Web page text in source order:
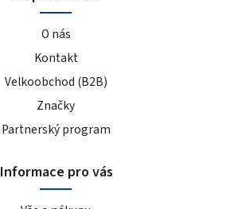
O nás
Kontakt
Velkoobchod (B2B)
Značky
Partnerský program
Informace pro vás